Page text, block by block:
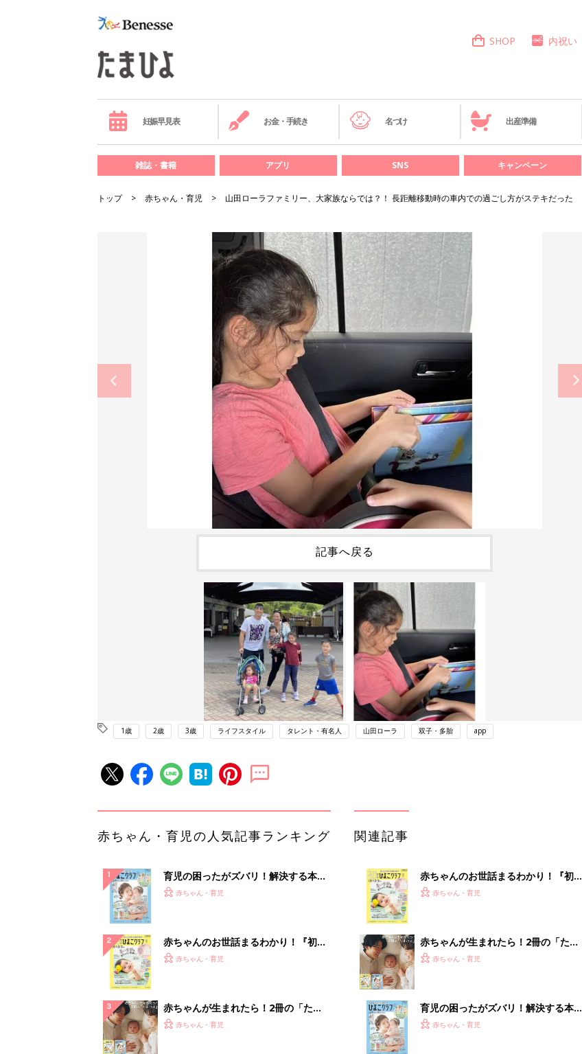
SHOP 内祝い
妊娠早見表 お金・手続き 名づけ 出産準備
雑誌・書籍 アプリ SNS キャンペーン
トップ 赤ちゃん・育児 山田ローラファミリー、大家族ならでは？！ 長距離移動時の車内での過ごし方がステキだった
記事へ戻る
1歳 2歳 3歳 ライフスタイル タレント・有名人 山田ローラ 双子・多胎 app
赤ちゃん・育児の人気記事ランキング
育児の困ったがズバリ！解決する本
『ひよこクラブ 夏号』 4カ月～2才
赤ちゃん・育児
赤ちゃんのお世話まるわかり！『初め
てのひよこクラブ 夏号』〈巻頭大特
赤ちゃん・育児
赤ちゃんが生まれたら！2冊の「たま
ひよ」
赤ちゃん・育児
関連記事
赤ちゃんのお世話まるわかり！『初め
てのひよこクラブ 夏号』〈巻頭大特
赤ちゃん・育児
赤ちゃんが生まれたら！2冊の「たま
ひよ」
赤ちゃん・育児
育児の困ったがズバリ！解決する本
『ひよこクラブ 秋号』 4カ月～2才
赤ちゃん・育児